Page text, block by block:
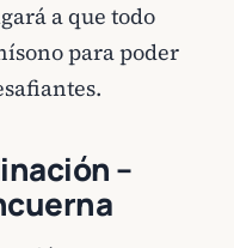
a que todo
para poder
–